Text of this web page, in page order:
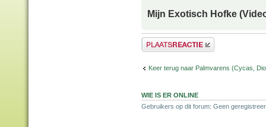
Mijn Exotisch Hofke
Plaats een reactie
Keer terug naar Palmvarens (Cycas,
WIE IS ER ONLINE
Gebruikers op dit forum: Geen